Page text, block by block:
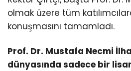
olmak üzere tüm
konuşmasını tamamladı.
Prof. Dr. Mustafa Necmi
dünyasında sadece bir